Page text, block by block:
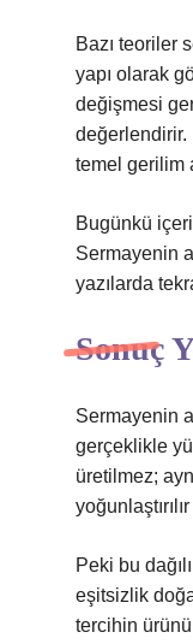
Bazı teoriler
yapı olarak
değişmesi
değerlendirir.
temel gerilim
Bugünkü
Sermayenin
yazılarda
Sonuç
Sermayenin
gerçeklikle
üretilmez;
Peki bu
eşitsizlik
tercihin